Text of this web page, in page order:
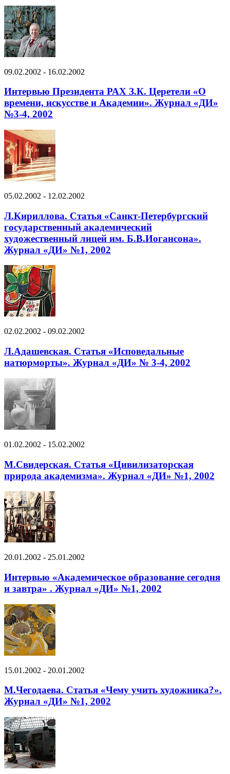
09.02.2002 - 16.02.2002
Интервью Президента РАХ З.К. Церетели «О
времени, искусстве и Академии». Журнал «ДИ»
№3-4, 2002
05.02.2002 - 12.02.2002
Л.Кириллова. Статья «Санкт-Петербургский
государственный академический
художественный лицей им. Б.В.Иогансона».
Журнал «ДИ» №1, 2002
02.02.2002 - 09.02.2002
Л.Адашевская. Статья «Исповедальные
натюрморты». Журнал «ДИ» № 3-4, 2002
01.02.2002 - 15.02.2002
М.Свидерская. Статья «Цивилизаторская
природа академизма». Журнал «ДИ» №1, 2002
20.01.2002 - 25.01.2002
Интервью «Академическое образование сегодня
и завтра» . Журнал «ДИ» №1, 2002
15.01.2002 - 20.01.2002
М.Чегодаева. Статья «Чему учить художника?».
Журнал «ДИ» №1, 2002